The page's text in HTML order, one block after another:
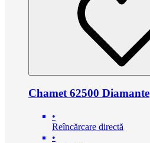
Chamet 62500 Diamante
•
Reîncărcare directă
•